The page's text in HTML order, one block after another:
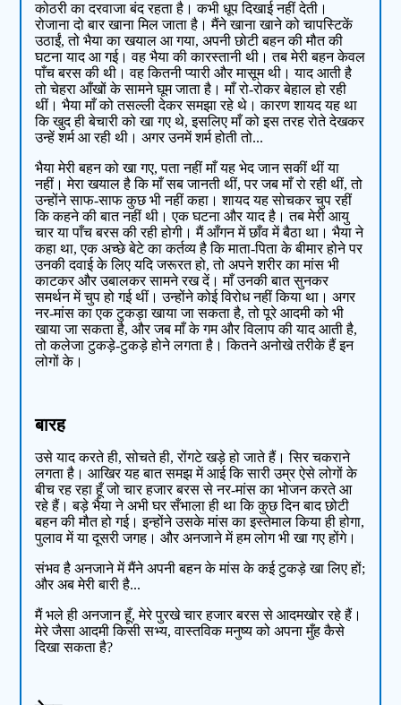
कोठरी का दरवाजा बंद रहता है। कभी धूप दिखाई नहीं देती।
रोजाना दो बार खाना मिल जाता है। मैंने खाना खाने को चापस्टिकें
उठाईं, तो भैया का खयाल आ गया, अपनी छोटी बहन की मौत की
घटना याद आ गई। वह भैया की कारस्तानी थी। तब मेरी बहन केवल
पाँच बरस की थी। वह कितनी प्यारी और मासूम थी। याद आती है
तो चेहरा आँखों के सामने घूम जाता है। माँ रो-रोकर बेहाल हो रही
थीं। भैया माँ को तसल्ली देकर समझा रहे थे। कारण शायद यह था
कि खुद ही बेचारी को खा गए थे, इसलिए माँ को इस तरह रोते देखकर
उन्हें शर्म आ रही थी। अगर उनमें शर्म होती तो...
भैया मेरी बहन को खा गए, पता नहीं माँ यह भेद जान सकीं थीं या
नहीं। मेरा खयाल है कि माँ सब जानती थीं, पर जब माँ रो रही थीं, तो
उन्होंने साफ-साफ कुछ भी नहीं कहा। शायद यह सोचकर चुप रहीं
कि कहने की बात नहीं थी। एक घटना और याद है। तब मेरी आयु
चार या पाँच बरस की रही होगी। मैं आँगन में छाँव में बैठा था। भैया ने
कहा था, एक अच्छे बेटे का कर्तव्य है कि माता-पिता के बीमार होने पर
उनकी दवाई के लिए यदि जरूरत हो, तो अपने शरीर का मांस भी
काटकर और उबालकर सामने रख दें। माँ उनकी बात सुनकर
समर्थन में चुप हो गई थीं। उन्होंने कोई विरोध नहीं किया था। अगर
नर-मांस का एक टुकड़ा खाया जा सकता है, तो पूरे आदमी को भी
खाया जा सकता है, और जब माँ के गम और विलाप की याद आती है,
तो कलेजा टुकड़े-टुकड़े होने लगता है। कितने अनोखे तरीके हैं इन
लोगों के।
बारह
उसे याद करते ही, सोचते ही, रोंगटे खड़े हो जाते हैं। सिर चकराने
लगता है। आखिर यह बात समझ में आई कि सारी उम्र ऐसे लोगों के
बीच रह रहा हूँ जो चार हजार बरस से नर-मांस का भोजन करते आ
रहे हैं। बड़े भैया ने अभी घर सँभाला ही था कि कुछ दिन बाद छोटी
बहन की मौत हो गई। इन्होंने उसके मांस का इस्तेमाल किया ही होगा,
पुलाव में या दूसरी जगह। और अनजाने में हम लोग भी खा गए होंगे।
संभव है अनजाने में मैंने अपनी बहन के मांस के कई टुकड़े खा लिए हों;
और अब मेरी बारी है...
मैं भले ही अनजान हूँ, मेरे पुरखे चार हजार बरस से आदमखोर रहे हैं।
मेरे जैसा आदमी किसी सभ्य, वास्तविक मनुष्य को अपना मुँह कैसे
दिखा सकता है?